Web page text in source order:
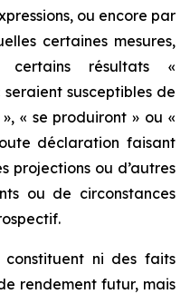
ou encore par
certaines mesures,
certains résultats «
susceptibles de
« se produiront » ou «
déclaration faisant
projections ou d’autres
ou de circonstances
constituent ni des faits
rendement futur, mais